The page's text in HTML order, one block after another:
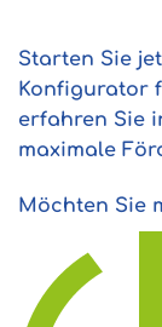
Starten Sie
Konfigurator
erfahren Sie
maximale
Möchten Sie